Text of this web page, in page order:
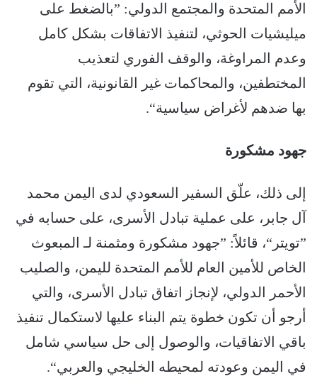
الأمم المتحدة والمجتمع الدولي: ”بالضغط على
ميليشيات الحوثي، لتنفيذ الاتفاقات بشكل كامل
وعدم المراوغة، والوقف الفوري لتعذيب
المختطفين، والمحاكمات غير القانونية، التي تقوم
بها ضدهم لأغراض سياسية“.
جهود مشكورة
إلى ذلك، علّق السفير السعودي لدى اليمن محمد
آل جابر، على عملية تبادل الأسرى، على حسابه في
”تويتر“، قائلاً: ”جهود مشكورة ومثمنة لـ المبعوث
الخاص للأمين العام للأمم المتحدة لليمن، والصليب
الأحمر الدولي، لإنجاز اتفاق تبادل الأسرى، والتي
أرجو أن تكون خطوة يتم البناء عليها لاستكمال تنفيذ
باقي الاتفاقيات، والوصول إلى حل سياسي شامل
في اليمن وعودته لمحيطه الخليجي والعربي“.